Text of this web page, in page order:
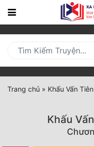
Trang
Mới
Cập
Nhật
(current)
Trang chủ » Khấu Vấn
Khấu